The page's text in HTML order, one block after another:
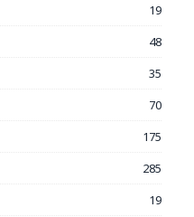
19
48
35
70
175
285
19